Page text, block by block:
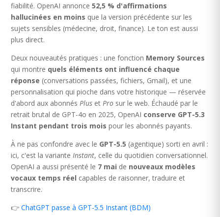
fiabilité. OpenAI annonce52,5 % d'affirmations
hallucinées en moins que la version précédente sur les
sujets sensibles (médecine, droit, finance). Le ton est aussi
plus direct.
Deux nouveautés pratiques : une fonction Memory Sources
qui montre quels éléments ont influencé chaque
réponse (conversations passées, fichiers, Gmail), et une
personnalisation qui pioche dans votre historique — réservée
d'abord aux abonnésPlus etPro sur le web. Échaudé par le
retrait brutal de GPT-4o en 2025, OpenAI conserve GPT-5.3
Instant pendant trois mois pour les abonnés payants.
À ne pas confondre avec le GPT-5.5 (agentique) sorti en avril :
ici, c'est la varianteInstant, celle du quotidien conversationnel.
OpenAI a aussi présenté le 7 mai de nouveaux modèles
vocaux temps réel capables de raisonner, traduire et
transcrire.
👉ChatGPT passe à GPT-5.5 Instant (BDM)